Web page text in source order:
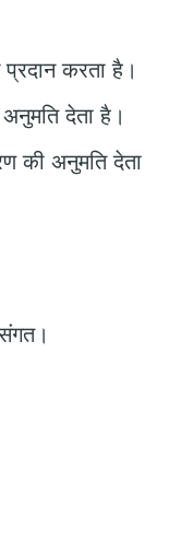
करता है।
देता है।
की अनुमति देता